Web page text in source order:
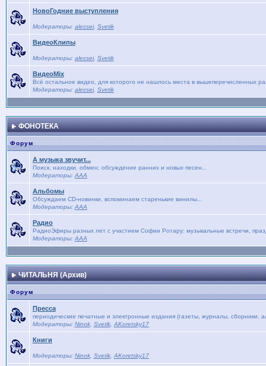
НовоГодние выступления
Модераторы: alecsei, Svetik
ВидеоКлипы
Модераторы: alecsei, Svetik
ВидеоMix
Всё остальное видео, для которого не нашлось места в вышеперечисленных
Модераторы: alecsei, Svetik
ФОНОТЕКА
Форум
А музыка звучит...
Поиск, находки, обмен; обсуждение ранних и новых песен...
Модераторы: AAA
Альбомы
Обсуждаем CD-новинки, вспоминаем старенькие винилы...
Модераторы: AAA
Радио
РадиоЭфиры разных лет с участием Софии Ротару: музыкальные встречи,
Модераторы: AAA
ЧИТАЛЬНЯ (Архив)
Форум
Пресса
периодические печатные и электронные издания (газеты, журналы, сборники,
Модераторы: Ninok, Svetik, AKoretsky17
Книги
Модераторы: Ninok, Svetik, AKoretsky17